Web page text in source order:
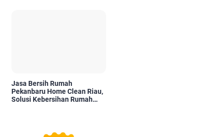
Jasa Bersih Rumah
Pekanbaru Home Clean Riau,
Solusi Kebersihan Rumah